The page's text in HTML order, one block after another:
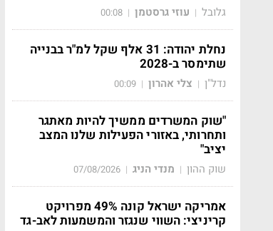
גלובל | עוזי גרסטמן |
00:08
נחלת יהודה: 31 אלף שקל למ"ר בבנייה
שתימסר ב-2028
נדל"ן | צלי אהרון |
00:09
"שוק המשרדים ממשיך להיות מאתגר
ותחרותי, באזורי הפעילות שלנו המצב
יציב"
שוק ההון | מנדי הניג |
07/08/2026
אמריקה ישראל קונה 49% מפרויקט
קריניצי: השווי שנגזר והמשמעות לאב-גד